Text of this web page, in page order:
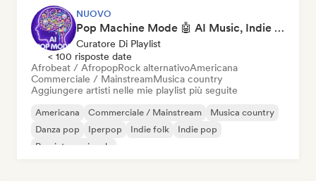
NUOVO
Pop Machine Mode 🤖 AI Music, Indie Pop & Dream Pop
Curatore Di Playlist
< 100 risposte date
Afrobeat / AfropopRock alternativoAmericana
Commerciale / MainstreamMusica country
Aggiungere artisti nelle mie playlist più seguite
Americana Commerciale / Mainstream
Musica country
Danza pop
Iperpop Indie folk
Indie pop
Pop internazionale